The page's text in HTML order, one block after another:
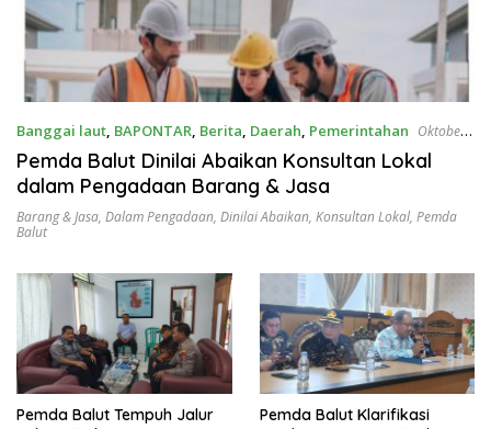
Banggai laut, BAPONTAR, Berita, Daerah, Pemerintahan Oktober
14, 2025
Pemda Balut Dinilai Abaikan Konsultan Lokal
dalam Pengadaan Barang & Jasa
Barang & Jasa, Dalam Pengadaan, Dinilai Abaikan, Konsultan Lokal, Pemda
Balut
Pemda Balut Tempuh Jalur
Pemda Balut Klarifikasi